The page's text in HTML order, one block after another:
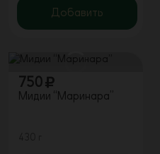
Добавить
750
Мидии “Маринара”